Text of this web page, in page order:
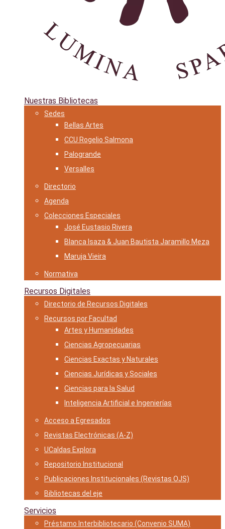
Nuestras Bibliotecas
Sedes
Bellas Artes
CCU Rogelio Salmona
Palogrande
Versalles
Directorio
Agenda
Colecciones Especiales
José Eustasio Rivera
Blanca Isaza & Juan Bautista Jaramillo Meza
Maruja Vieira
Normativa
Recursos Digitales
Directorio de Recursos Digitales
Recursos por Facultad
Artes y Humanidades
Ciencias Agropecuarias
Ciencias Exactas y Naturales
Ciencias Jurídicas y Sociales
Ciencias para la Salud
Inteligencia Artificial e Ingenierías
Acceso a Egresados
Revistas Electrónicas (A-Z)
UCaldas Explora
Repositorio Institucional
Publicaciones Institucionales (Revistas OJS)
Bibliotecas del eje
Servicios
Préstamo Interbibliotecario (Convenio SUMA)